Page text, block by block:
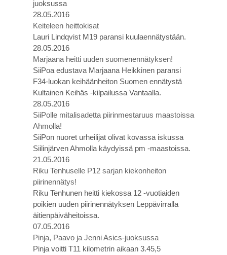
juoksussa
28.05.2016
Keiteleen heittokisat
Lauri Lindqvist M19 paransi kuulaennätystään.
28.05.2016
Marjaana heitti uuden suomenennätyksen!
SiiPoa edustava Marjaana Heikkinen paransi
F34-luokan keihäänheiton Suomen ennätystä
Kultainen Keihäs -kilpailussa Vantaalla.
28.05.2016
SiiPolle mitalisadetta piirinmestaruus maastoissa
Ahmolla!
SiiPon nuoret urheilijat olivat kovassa iskussa
Siilinjärven Ahmolla käydyissä pm -maastoissa.
21.05.2016
Riku Tenhuselle P12 sarjan kiekonheiton
piirinennätys!
Riku Tenhunen heitti kiekossa 12 -vuotiaiden
poikien uuden piirinennätyksen Leppävirralla
äitienpäiväheitoissa.
07.05.2016
Pinja, Paavo ja Jenni Asics-juoksussa
Pinja voitti T11 kilometrin aikaan 3.45,5